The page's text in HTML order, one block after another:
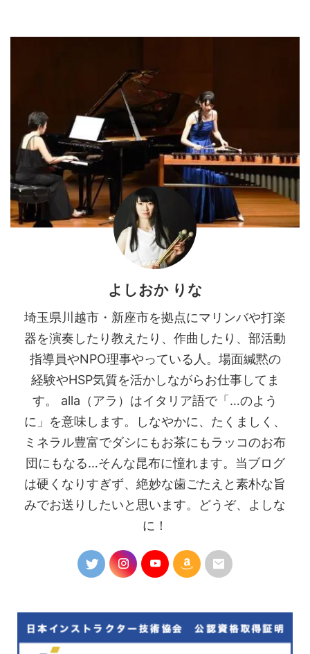
よしおか りな
埼玉県川越市・新座市を拠点にマリンバや打楽
器を演奏したり教えたり、作曲したり、部活動
指導員やNPO理事やっている人。場面緘黙の
経験やHSP気質を活かしながらお仕事してま
す。 alla（アラ）はイタリア語で「…のよう
に」を意味します。しなやかに、たくましく、
ミネラル豊富でダシにもお茶にもラッコのお布
団にもなる…そんな昆布に憧れます。当ブログ
は硬くなりすぎず、絶妙な歯ごたえと素朴な旨
みでお送りしたいと思います。どうぞ、よしな
に！